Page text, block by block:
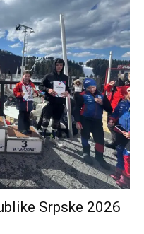
Srpske 2026